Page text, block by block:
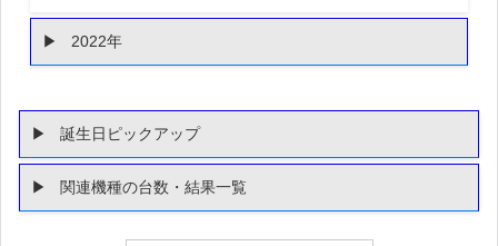
2022年
誕生日ピックアップ
関連機種の台数・結果一覧